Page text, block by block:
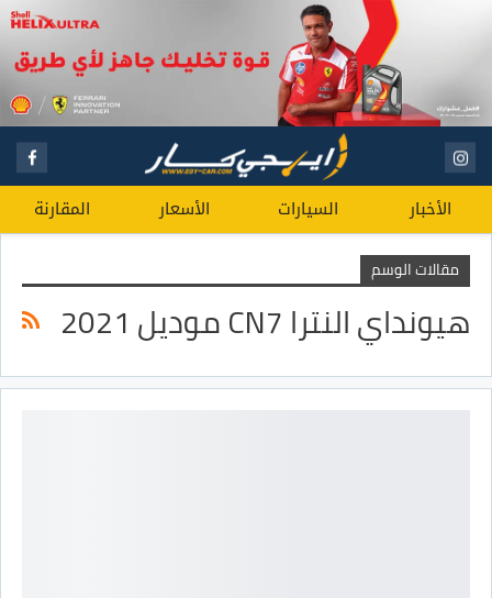
الأخبار السيارات الأسعار المقارنة
مقالات الوسم
هيونداي النترا CN7 موديل 2021